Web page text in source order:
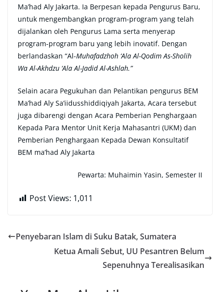
Ma’had Aly Jakarta. Ia Berpesan kepada Pengurus Baru,
untuk mengembangkan program-program yang telah
dijalankan oleh Pengurus Lama serta menyerap
program-program baru yang lebih inovatif. Dengan
berlandaskan “Al-Muhafadzhoh ‘Ala Al-Qodim As-Sholih
Wa Al-Akhdzu ‘Ala Al-Jadid Al-Ashlah.”
Selain acara Pegukuhan dan Pelantikan pengurus BEM
Ma’had Aly Sa’iidusshiddiqiyah Jakarta, Acara tersebut
juga dibarengi dengan Acara Pemberian Penghargaan
Kepada Para Mentor Unit Kerja Mahasantri (UKM) dan
Pemberian Penghargaan Kepada Dewan Konsultatif
BEM ma’had Aly Jakarta
Pewarta: Muhaimin Yasin, Semester II
Post Views: 1,011
Penyebaran Islam di Suku Batak, Sumatera
Ketua Amali Sebut, UU Pesantren Belum
Sepenuhnya Terealisasikan